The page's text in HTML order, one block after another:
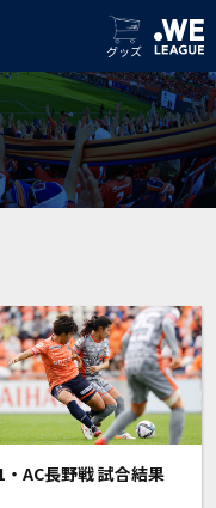
グッズ
AC長野戦 試合結果